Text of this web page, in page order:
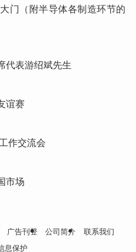
门（附半导体各制造环节的
代表游绍斌先生
谊赛
作交流会
市场
广告刊登 公司简介
联系我们
息保护